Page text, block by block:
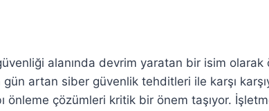
alanında devrim yaratan bir isim olarak
artan siber güvenlik tehditleri ile karşı
önleme çözümleri kritik bir önem taşıyor.